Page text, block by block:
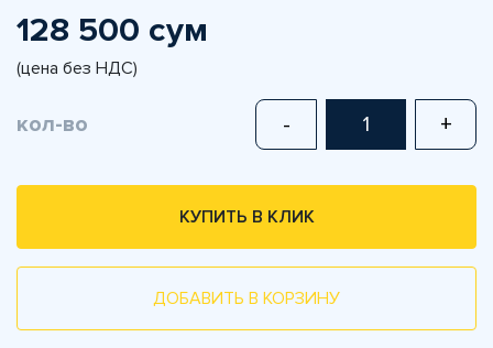
128 500 сум
(цена без НДС)
кол-во - +
КУПИТЬ В КЛИК
ДОБАВИТЬ В КОРЗИНУ